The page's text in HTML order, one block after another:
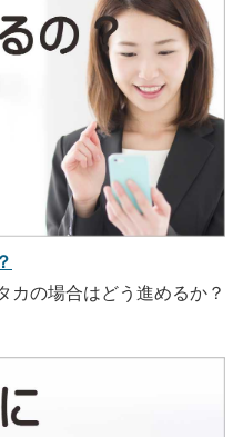
カの場合はどう進めるか？